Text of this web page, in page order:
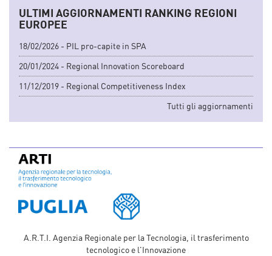
ULTIMI AGGIORNAMENTI RANKING REGIONI
EUROPEE
18/02/2026 - PIL pro-capite in SPA
20/01/2024 - Regional Innovation Scoreboard
11/12/2019 - Regional Competitiveness Index
Tutti gli aggiornamenti
A.R.T.I. Agenzia Regionale per la Tecnologia, il trasferimento
tecnologico e l'Innovazione